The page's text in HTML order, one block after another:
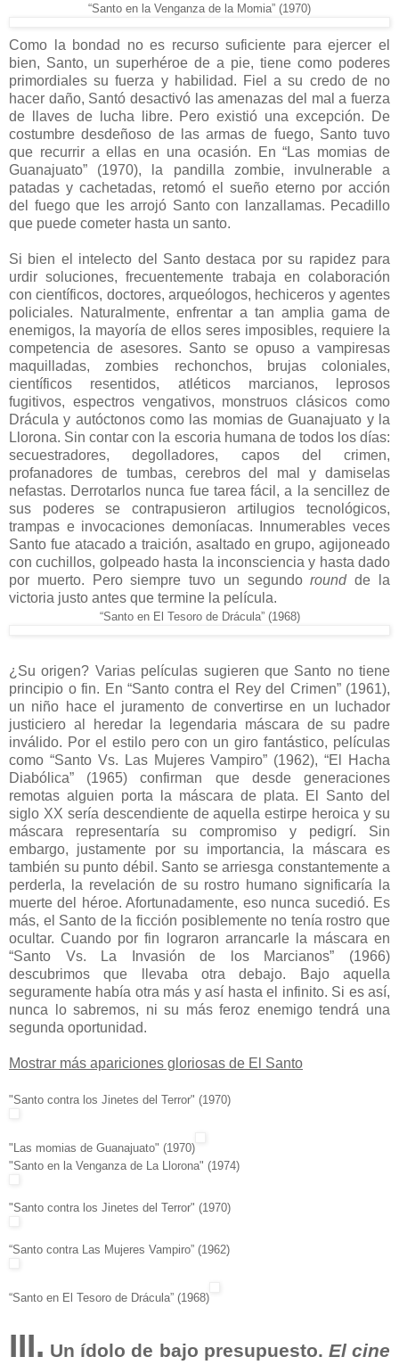
“Santo en la Venganza de la Momia” (1970)
Como la bondad no es recurso suficiente para ejercer el
bien, Santo, un superhéroe de a pie, tiene como poderes
primordiales su fuerza y habilidad. Fiel a su credo de no
hacer daño, Santó desactivó las amenazas del mal a fuerza
de llaves de lucha libre. Pero existió una excepción. De
costumbre desdeñoso de las armas de fuego, Santo tuvo
que recurrir a ellas en una ocasión. En “Las momias de
Guanajuato” (1970), la pandilla zombie, invulnerable a
patadas y cachetadas, retomó el sueño eterno por acción
del fuego que les arrojó Santo con lanzallamas. Pecadillo
que puede cometer hasta un santo.
Si bien el intelecto del Santo destaca por su rapidez para
urdir soluciones, frecuentemente trabaja en colaboración
con científicos, doctores, arqueólogos, hechiceros y agentes
policiales. Naturalmente, enfrentar a tan amplia gama de
enemigos, la mayoría de ellos seres imposibles, requiere la
competencia de asesores. Santo se opuso a vampiresas
maquilladas, zombies rechonchos, brujas coloniales,
científicos resentidos, atléticos marcianos, leprosos
fugitivos, espectros vengativos, monstruos clásicos como
Drácula y autóctonos como las momias de Guanajuato y la
Llorona. Sin contar con la escoria humana de todos los días:
secuestradores, degolladores, capos del crimen,
profanadores de tumbas, cerebros del mal y damiselas
nefastas. Derrotarlos nunca fue tarea fácil, a la sencillez de
sus poderes se contrapusieron artilugios tecnológicos,
trampas e invocaciones demoníacas. Innumerables veces
Santo fue atacado a traición, asaltado en grupo, agijoneado
con cuchillos, golpeado hasta la inconsciencia y hasta dado
por muerto. Pero siempre tuvo un segundoroundde la
victoria justo antes que termine la película.
“Santo en El Tesoro de Drácula” (1968)
¿Su origen? Varias películas sugieren que Santo no tiene
principio o fin. En “Santo contra el Rey del Crimen” (1961),
un niño hace el juramento de convertirse en un luchador
justiciero al heredar la legendaria máscara de su padre
inválido. Por el estilo pero con un giro fantástico, películas
como “Santo Vs. Las Mujeres Vampiro” (1962), “El Hacha
Diabólica” (1965) confirman que desde generaciones
remotas alguien porta la máscara de plata. El Santo del
siglo XX sería descendiente de aquella estirpe heroica y su
máscara representaría su compromiso y pedigrí. Sin
embargo, justamente por su importancia, la máscara es
también su punto débil. Santo se arriesga constantemente a
perderla, la revelación de su rostro humano significaría la
muerte del héroe. Afortunadamente, eso nunca sucedió. Es
más, el Santo de la ficción posiblemente no tenía rostro que
ocultar. Cuando por fin lograron arrancarle la máscara en
“Santo Vs. La Invasión de los Marcianos” (1966)
descubrimos que llevaba otra debajo. Bajo aquella
seguramente había otra más y así hasta el infinito. Si es así,
nunca lo sabremos, ni su más feroz enemigo tendrá una
segunda oportunidad.
Mostrar más apariciones gloriosas de El Santo
"Santo contra los Jinetes del Terror" (1970)
"Las momias de Guanajuato" (1970)
"Santo en la Venganza de La Llorona" (1974)
"Santo contra los Jinetes del Terror" (1970)
“Santo contra Las Mujeres Vampiro” (1962)
“Santo en El Tesoro de Drácula” (1968)
III. Un ídolo de bajo presupuesto. El cine